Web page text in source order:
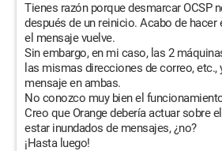
Tienes razón porque desmarcar OCSP
después de un reinicio. Acabo de hacer
el mensaje vuelve.
Sin embargo, en mi caso, las 2
las mismas direcciones de correo,
mensaje en ambas.
No conozco muy bien el
Creo que Orange debería actuar sobre
estar inundados de mensajes, ¿no?
¡Hasta luego!